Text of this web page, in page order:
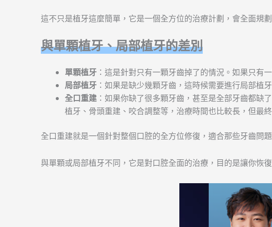
這不只是植牙這麼簡單，它是一個全方位的治療計劃，會全面規
與單顆植牙、局部植牙的差別
單顆植牙 ：這是針對只有一顆牙齒掉了的情況。如果只有
局部植牙 ：如果是缺少幾顆牙齒，這時候需要進行局部植
全口重建 ：如果你缺了很多顆牙齒，甚至是全部牙齒都
植牙、骨頭重建、咬合調整等，治療時間也比較長，但最
全口重建就是一個針對整個口腔的全方位修復，適合那些牙齒問
與單顆或局部植牙不同，它是對口腔全面的治療，目的是讓你恢